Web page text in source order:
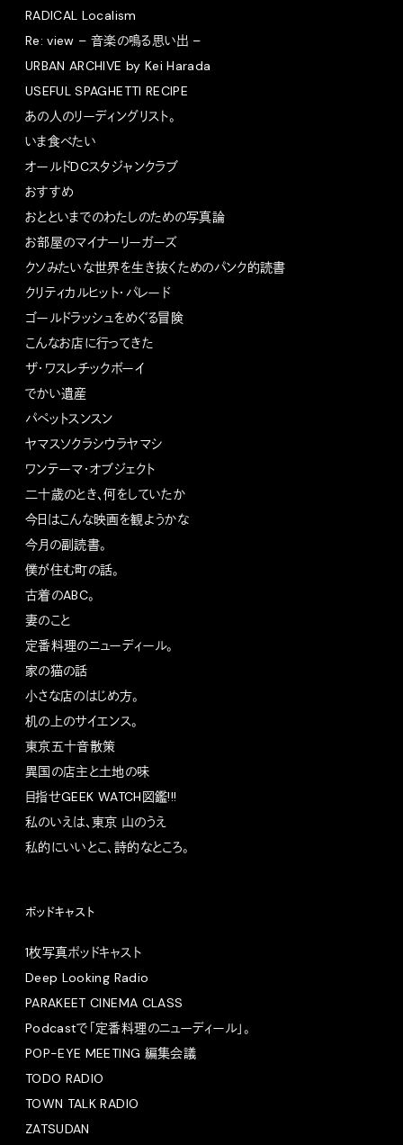
RADICAL Localism
Re: view – 音楽の鳴る思い出 –
URBAN ARCHIVE by Kei Harada
USEFUL SPAGHETTI RECIPE
あの人のリーディングリスト。
いま食べたい
オールドDCスタジャンクラブ
おすすめ
おとといまでのわたしのための写真論
お部屋のマイナーリーガーズ
クソみたいな世界を生き抜くためのパンク的読書
クリティカルヒット・パレード
ゴールドラッシュをめぐる冒険
こんなお店に行ってきた
ザ・ワスレチックボーイ
でかい遺産
パペットスンスン
ヤマスソクラシウラヤマシ
ワンテーマ・オブジェクト
二十歳のとき、何をしていたか
今日はこんな映画を観ようかな
今月の副読書。
僕が住む町の話。
古着のABC。
妻のこと
定番料理のニューディール。
家の猫の話
小さな店のはじめ方。
机の上のサイエンス。
東京五十音散策
異国の店主と土地の味
目指せGEEK WATCH図鑑!!!
私のいえは、東京 山のうえ
私的にいいとこ、詩的なところ。
ポッドキャスト
1枚写真ポッドキャスト
Deep Looking Radio
PARAKEET CINEMA CLASS
Podcastで「定番料理のニューディール」。
POP-EYE MEETING 編集会議
TODO RADIO
TOWN TALK RADIO
ZATSUDAN